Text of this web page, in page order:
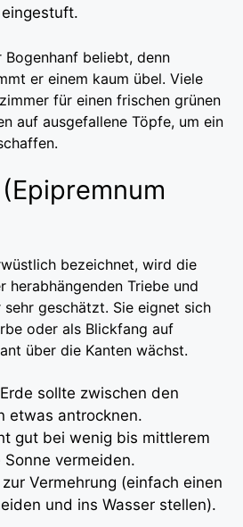
beliebt, denn
er einem kaum übel. Viele
für einen frischen grünen
auf ausgefallene Töpfe, um ein
bezeichnet, wird die
herabhängenden Triebe und
geschätzt. Sie eignet sich
oder als Blickfang auf
über die Kanten wächst.
sollte zwischen den
etwas antrocknen.
gut bei wenig bis mittlerem
vermeiden.
Vermehrung (einfach einen
und ins Wasser stellen).